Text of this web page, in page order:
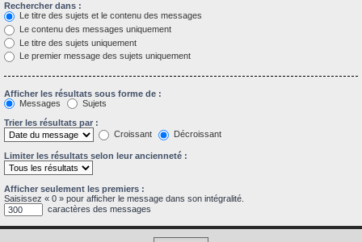
Rechercher dans :
Le titre des sujets et le contenu des messages
Le contenu des messages uniquement
Le titre des sujets uniquement
Le premier message des sujets uniquement
Afficher les résultats sous forme de :
Messages
Sujets
Trier les résultats par :
Croissant
Décroissant
Limiter les résultats selon leur ancienneté :
Afficher seulement les premiers :
Saisissez « 0 » pour afficher le message dans son intégralité.
caractères des messages